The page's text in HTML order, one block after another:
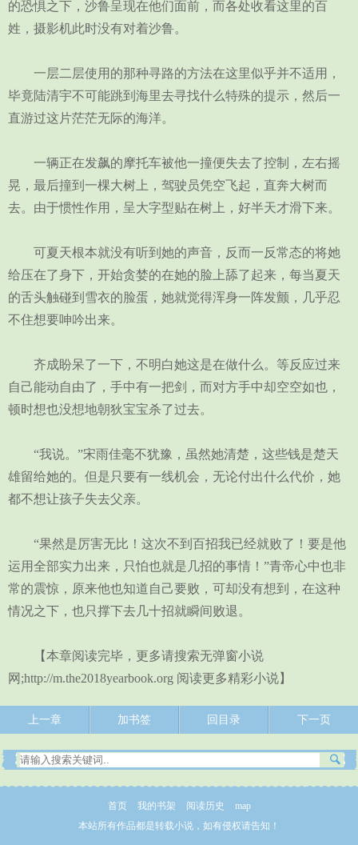
的恐惧之下，沙鲁呈现在他们面前，而各处收看这里的百
姓，摄影机此时没有对着沙鲁。
一层二层使用的那种寻路的方法在这里似乎并不适用，
毕竟陆清宇不可能跳到海里去寻找什么特殊的提示，然后一
直游过这片茫茫无际的海洋。
一辆正在发飙的摩托车被他一撞便失去了控制，左右摇
晃，最后撞到一棵大树上，驾驶员凭空飞起，直奔大树而
去。由于惯性作用，呈大字型贴在树上，好半天才滑下来。
可夏天根本就没有听到她的声音，反而一反常态的将她
给压在了身下，开始贪婪的在她的脸上舔了起来，每当夏天
的舌头触碰到雪衣的脸蛋，她就觉得浑身一阵发颤，几乎忍
不住想要呻吟出来。
齐成盼呆了一下，不明白她这是在做什么。等反应过来
自己能动自由了，手中有一把剑，而对方手中却空空如也，
顿时想也没想地朝狄宝宝杀了过去。
“我说。”宋雨佳毫不犹豫，虽然她清楚，这些钱是楚天
雄留给她的。但是只要有一线机会，无论付出什么代价，她
都不想让孩子失去父亲。
“果然是厉害无比！这次不到百招我已经就败了！要是他
运用全部实力出来，只怕也就是几招的事情！”青帝心中也非
常的震惊，原来他也知道自己要败，可却没有想到，在这种
情况之下，也只撑下去几十招就瞬间败退。
【本章阅读完毕，更多请搜索无弹窗小说
网;http://m.the2018yearbook.org 阅读更多精彩小说】
上一章 加书签 回目录 下一页
首页 我的书架 阅读历史
map
本站所有作品都是转载小说，如有侵权请告知！